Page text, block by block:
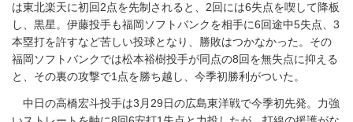
は東北楽天に初回2点を先制されると、2回には6失点を喫して降板
し、黒星。伊藤投手も福岡ソフトバンクを相手に6回途中5失点、3
本塁打を許すなど苦しい投球となり、勝敗はつかなかった。その
福岡ソフトバンクでは松本裕樹投手が同点の8回を無失点に抑える
と、その裏の攻撃で1点を勝ち越し、今季初勝利がついた。
中日の高橋宏斗投手は3月29日の広島東洋戦で今季初先発。力強